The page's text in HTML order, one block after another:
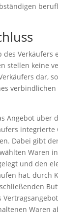
des Verkäufers
stellen keine
dar,
verbindlichen
Angebot über
integrierte
Dabei gibt
Waren
und den
hat, durch
Waren